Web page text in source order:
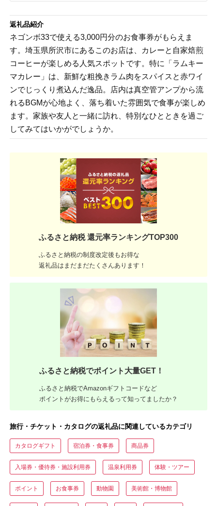
返礼品紹介
ネゴンボ33で使える3,000円分のお食事券がもらえま
す。埼玉県所沢市にあるこのお店は、カレーと自家焙煎
コーヒーが楽しめる人気スポットです。特に「ラムキー
マカレー」は、新鮮な粗挽きラム肉をスパイスと赤ワイ
ンでじっくり煮込んだ逸品。店内は真空管アンプから流
れるBGMが心地よく、落ち着いた雰囲気で食事が楽しめ
ます。家族や友人と一緒に訪れ、特別なひとときを過ご
してみてはいかがでしょうか。
ふるさと納税 還元率ランキングTOP300
ふるさと納税の制度改定後もお得な
返礼品はまだまだたくさんあります！
ふるさと納税でポイント大量GET！
ふるさと納税でAmazonギフトコードなど
ポイントがお得にもらえるって知ってましたか？
旅行・チケット・カタログの返礼品に関連しているカテゴリ
カタログギフト 宿泊券・食事券 商品券
入場券・優待券・施設利用券 温泉利用券 体験・ツアー
ポイント お食事券 動物園 美術館・博物館